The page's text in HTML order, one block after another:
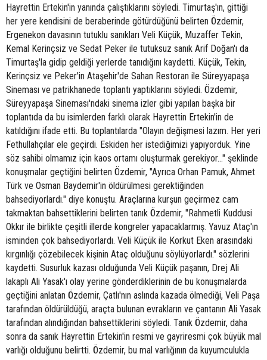
Hayrettin Ertekin'in yanında çalıştıklarını söyledi. Timurtaş'ın, gittiği
her yere kendisini de beraberinde götürdüğünü belirten Özdemir,
Ergenekon davasının tutuklu sanıkları Veli Küçük, Muzaffer Tekin,
Kemal Kerinçsiz ve Sedat Peker ile tutuksuz sanık Arif Doğan'ı da
Timurtaş'la gidip geldiği yerlerde tanıdığını kaydetti. Küçük, Tekin,
Kerinçsiz ve Peker'in Ataşehir'de Sahan Restoran ile Süreyyapaşa
Sineması ve patrikhanede toplantı yaptıklarını söyledi. Özdemir,
Süreyyapaşa Sineması'ndaki sinema izler gibi yapılan başka bir
toplantıda da bu isimlerden farklı olarak Hayrettin Ertekin'in de
katıldığını ifade etti. Bu toplantılarda "Olayın değişmesi lazım. Her yeri
Fethullahçılar ele geçirdi. Eskiden her istediğimizi yapıyorduk. Yine
söz sahibi olmamız için kaos ortamı oluşturmak gerekiyor..." şeklinde
konuşmalar geçtiğini belirten Özdemir, "Ayrıca Orhan Pamuk, Ahmet
Türk ve Osman Baydemir'in öldürülmesi gerektiğinden
bahsediyorlardı." diye konuştu. Araçlarına kurşun geçirmez cam
takmaktan bahsettiklerini belirten tanık Özdemir, "Rahmetli Kuddusi
Okkır ile birlikte çeşitli illerde kongreler yapacaklarmış. Yavuz Ataç'ın
isminden çok bahsediyorlardı. Veli Küçük ile Korkut Eken arasındaki
kırgınlığı çözebilecek kişinin Ataç olduğunu söylüyorlardı." sözlerini
kaydetti. Susurluk kazası olduğunda Veli Küçük paşanın, Drej Ali
lakaplı Ali Yasak'ı olay yerine gönderdiklerinin de bu konuşmalarda
geçtiğini anlatan Özdemir, Çatlı'nın aslında kazada ölmediği, Veli Paşa
tarafından öldürüldüğü, araçta bulunan evrakların ve çantanın Ali Yasak
tarafından alındığından bahsettiklerini söyledi. Tanık Özdemir, daha
sonra da sanık Hayrettin Ertekin'in resmi ve gayriresmi çok büyük mal
varlığı olduğunu belirtti. Özdemir, bu mal varlığının da kuyumculukla